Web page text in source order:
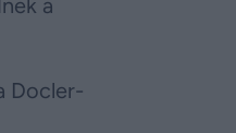
a
Docler-